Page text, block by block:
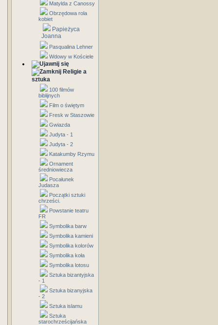
Matylda z Canossy
Obrzędowa rola
kobiet
Papieżyca
Joanna
Pasqualina Lehner
Wdowy w Kościele
Religie a
sztuka
100 filmów
biblijnych
Film o świętym
Fresk w Staszowie
Gwiazda
Judyta - 1
Judyta - 2
Katakumby Rzymu
Ornament
średniowiecza
Pocałunek
Judasza
Początki sztuki
chrześci.
Powstanie teatru
FR
Symbolika barw
Symbolika kamieni
Symbolika kolorów
Symbolika koła
Symbolika lotosu
Sztuka bizantyjska
- 1
Sztuka bizanyjska
- 2
Sztuka islamu
Sztuka
starochrześcijańska